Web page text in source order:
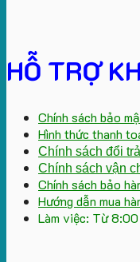
HỖ TRỢ
Chính sách bảo
Hình thức thanh
Chính sách đổi
Chính sách vận
Chính sách bảo
Hướng dẫn mua
Làm việc: Từ